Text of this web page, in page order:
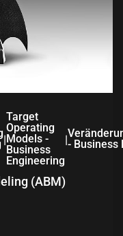
|
Target
Operating
Models -
Business
Engineering
|- Business
(ABM)